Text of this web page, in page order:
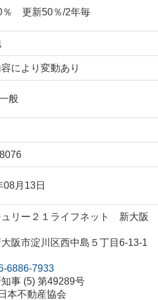
％ 更新50％/2年毎
により変動あり
般
08月13日
ュリー２１ライフネット 新大阪
阪市淀川区西中島５丁目6-13-1
6886-7933
事 (5) 第49289号
本不動産協会